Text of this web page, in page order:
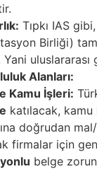
Tıpkı IAS gibi,
Birliği)
Yani
Alanları:
Kamu İşleri:
katılacak,
doğrudan
firmalar için
belge